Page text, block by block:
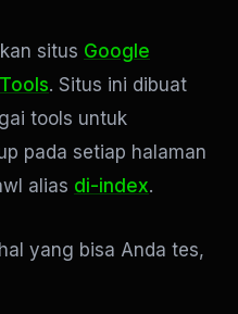
situs Google
. Situs ini dibuat
tools untuk
pada setiap halaman
alias di-index.
yang bisa Anda tes,